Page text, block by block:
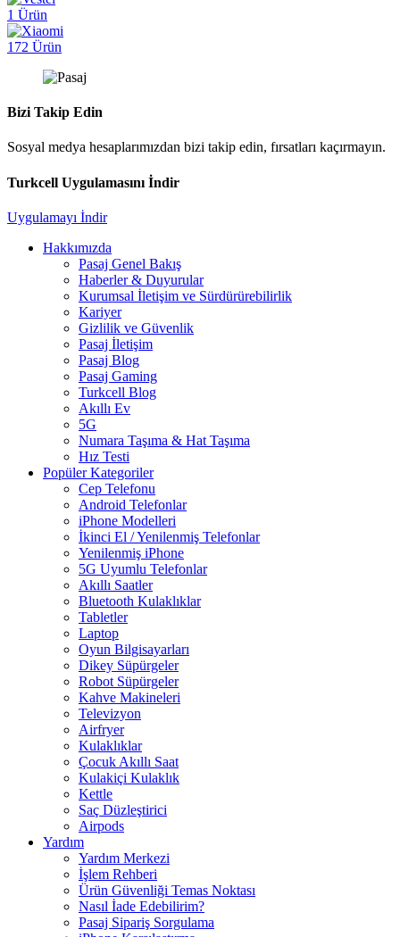
1 Ürün
172 Ürün
Bizi Takip Edin
Sosyal medya hesaplarımızdan bizi takip edin, fırsatları kaçırmayın.
Turkcell Uygulamasını İndir
Uygulamayı İndir
Hakkımızda
Pasaj Genel Bakış
Haberler & Duyurular
Kurumsal İletişim ve Sürdürürebilirlik
Kariyer
Gizlilik ve Güvenlik
Pasaj İletişim
Pasaj Blog
Pasaj Gaming
Turkcell Blog
Akıllı Ev
5G
Numara Taşıma & Hat Taşıma
Hız Testi
Popüler Kategoriler
Cep Telefonu
Android Telefonlar
iPhone Modelleri
İkinci El / Yenilenmiş Telefonlar
Yenilenmiş iPhone
5G Uyumlu Telefonlar
Akıllı Saatler
Bluetooth Kulaklıklar
Tabletler
Laptop
Oyun Bilgisayarları
Dikey Süpürgeler
Robot Süpürgeler
Kahve Makineleri
Televizyon
Airfryer
Kulaklıklar
Çocuk Akıllı Saat
Kulakiçi Kulaklık
Kettle
Saç Düzleştirici
Airpods
Yardım
Yardım Merkezi
İşlem Rehberi
Ürün Güvenliği Temas Noktası
Nasıl İade Edebilirim?
Pasaj Sipariş Sorgulama